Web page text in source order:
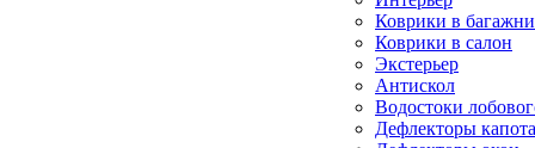
Коврики в
Коврики в салон
Экстерьер
Антискол
Водостоки
Дефлекторы капота